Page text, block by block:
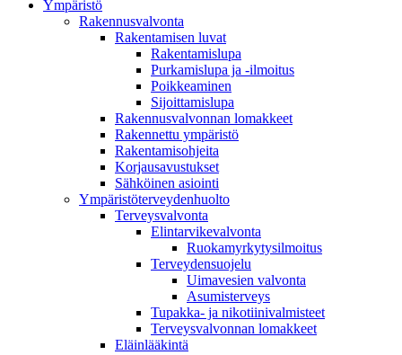
Ympä­ristö
Rakennusvalvonta
Rakentamisen luvat
Rakentamislupa
Purkamislupa ja -ilmoitus
Poikkeaminen
Sijoittamislupa
Rakennusvalvonnan lomakkeet
Rakennettu ympäristö
Rakentamisohjeita
Korjausavustukset
Sähköinen asiointi
Ympäristöterveydenhuolto
Terveysvalvonta
Elintarvikevalvonta
Ruokamyrkytysilmoitus
Terveydensuojelu
Uimavesien valvonta
Asumisterveys
Tupakka- ja nikotiinivalmisteet
Terveysvalvonnan lomakkeet
Eläinlääkintä